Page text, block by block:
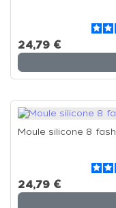
24,79 €
Moule silicone 8
24,79 €